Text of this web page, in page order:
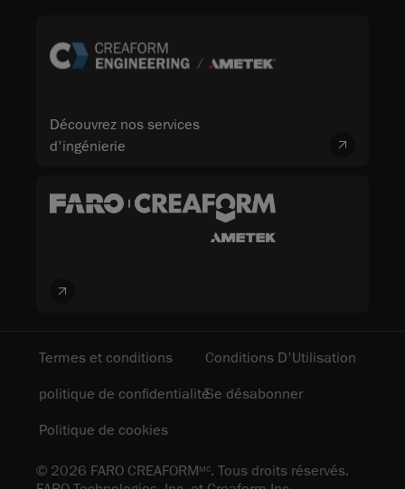
Découvrez nos services
d'ingénierie
© 2026 FARO CREAFORMMC. Tous droits réservés.
Termes et conditions
Conditions D'Utilisation
politique de confidentialitéSe désabonner
Politique de cookies